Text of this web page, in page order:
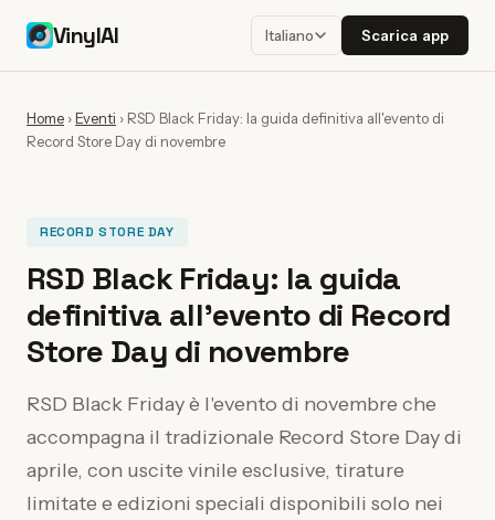
VinylAI Italiano Scarica app
Home ›Eventi › RSD Black Friday: la guida definitiva all'evento di
Record Store Day di novembre
RECORD STORE DAY
RSD Black Friday: la guida
definitiva all'evento di Record
Store Day di novembre
RSD Black Friday è l'evento di novembre che
accompagna il tradizionale Record Store Day di
aprile, con uscite vinile esclusive, tirature
limitate e edizioni speciali disponibili solo nei